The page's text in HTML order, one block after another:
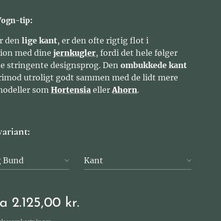
tip:
denlige kant, er den ofte rigtig flot i
med dinejernkugler, fordi det hele følger
stringente designsprog. Denombukkede kant
utroligt godt sammen med de lidt mere
somHortensia ellerAhorn.
Bund Kant
2.125,00 kr.